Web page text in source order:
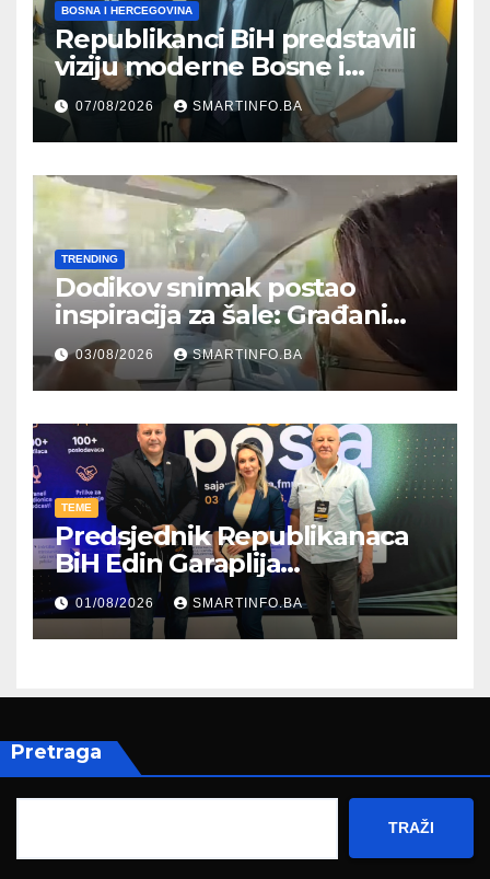
BOSNA I HERCEGOVINA
Republikanci BiH predstavili
viziju moderne Bosne i
Hercegovine ambasadoru
Njemačke
07/08/2026 SMARTINFO.BA
TRENDING
Dodikov snimak postao
inspiracija za šale: Građani
kroz parodiju poslali poruku
03/08/2026 SMARTINFO.BA
TEME
Predsjednik Republikanaca
BiH Edin Garaplija
prisustvovao prezentaciji
Federalnog sajma
zapošljavanja
01/08/2026 SMARTINFO.BA
Pretraga
TRAŽI